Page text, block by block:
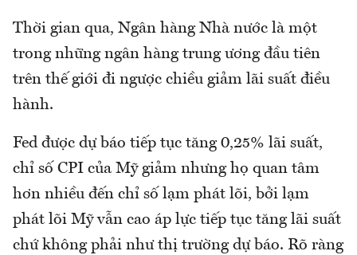
Thời gian qua, Ngân hàng Nhà nước là một
trong những ngân hàng trung ương đầu tiên
trên thế giới đi ngược chiều giảm lãi suất điều
hành.
Fed được dự báo tiếp tục tăng 0,25% lãi suất,
chỉ số CPI của Mỹ giảm nhưng họ quan tâm
hơn nhiều đến chỉ số lạm phát lõi, bởi lạm
phát lõi Mỹ vẫn cao áp lực tiếp tục tăng lãi suất
chứ không phải như thị trường dự báo. Rõ ràng